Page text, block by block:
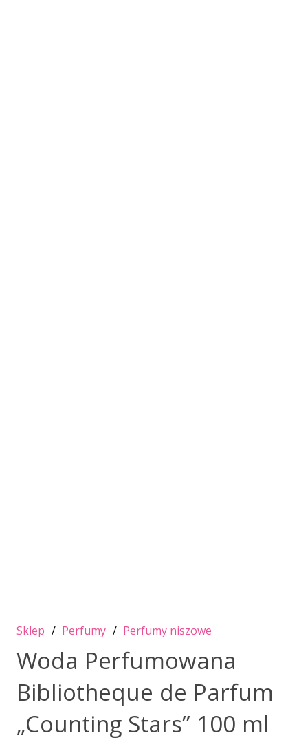
Sklep / Perfumy / Perfumy niszowe
Woda Perfumowana
Bibliotheque de Parfum
„Counting Stars” 100 ml